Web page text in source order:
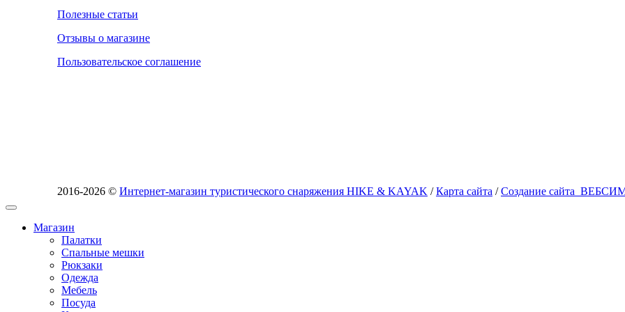
Полезные статьи
Отзывы о магазине
Пользовательское соглашение
2016-2026 © Интернет-магазин туристического снаряжения HIKE & KAYAK /Карта сайта /Создание сайта
Магазин
Палатки
Спальные мешки
Рюкзаки
Одежда
Мебель
Посуда